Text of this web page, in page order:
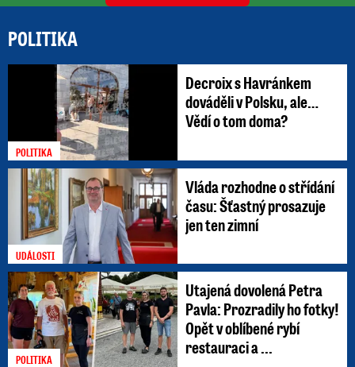
POLITIKA
POLITIKA
Decroix s Havránkem
dováděli v Polsku, ale…
Vědí o tom doma?
UDÁLOSTI
Vláda rozhodne o střídání
času: Šťastný prosazuje
jen ten zimní
POLITIKA
Utajená dovolená Petra
Pavla: Prozradily ho fotky!
Opět v oblíbené rybí
restauraci a ...